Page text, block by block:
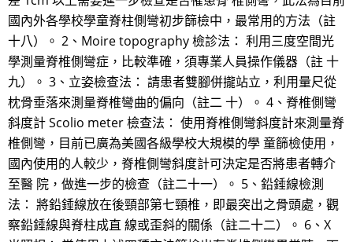
國內外各學校學童脊柱側彎初步篩檢中，最常用的方法（註
十八）。 2、Moire topography 檢診法： 利用三度空間光
學測量脊椎側彎症，比較準確，須專業人員操作儀器（註 十
九）。 3、立姿檢查法： 請患者雙腳併攏站立，利用量尺從
枕骨垂落來測量脊椎彎曲的偏向（註二 十）。 4、脊椎側彎
斜度計 Scolio meter 檢查法： 使用脊椎側彎斜度計來測量脊
椎側彎，目前已廣為美國各級學校大規模的學 童篩檢使用，
國內使用的人較少，脊椎側彎斜度計可決定是否將患者轉介
至醫 院，做進一步的檢查（註二十一）。 5、鉛錘線檢測
法： 將鉛錘線放在後頸部第七頸椎，即最突出之骨頭處，觀
察鉛錘線與脊柱成直 線或歪斜的關係（註二十二）。 6、X